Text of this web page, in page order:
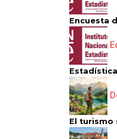
Encuesta
El turismo